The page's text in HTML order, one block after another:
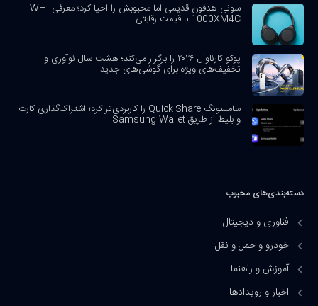
سونی هدفون قدیمی اما محبوبش را احیا کرد؛ معرفی WH-
1000XM4C با قیمت رقابتی
پوکو کارناوال ۲۰۲۶ را برگزار می‌کند؛ هشت سال نوآوری و
تخفیف‌های ویژه برای گوشی‌های جدید
سامسونگ Quick Share را کاربردی‌تر کرد؛ اشتراک‌گذاری کارت
و بلیط از طریق Samsung Wallet
دسته‌بندی‌های محبوب
فناوری و دیجیتال
خودرو و حمل و نقل
آموزش و راهنما
اخبار و رویدادها